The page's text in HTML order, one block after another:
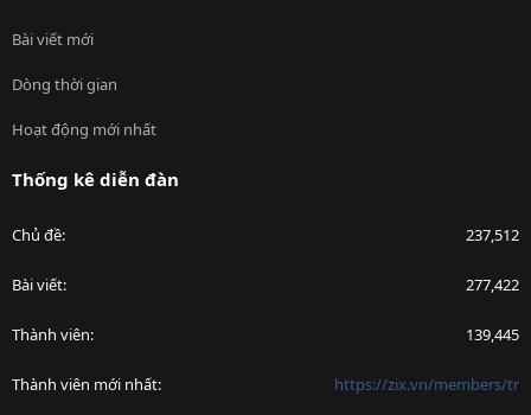
Bài viết mới
Dòng thời gian
Hoạt động mới nhất
Thống kê diễn đàn
Chủ đề 237,512
Bài viết 277,422
Thành viên 139,445
Thành viên mới nhất https://zix.vn/members/tr